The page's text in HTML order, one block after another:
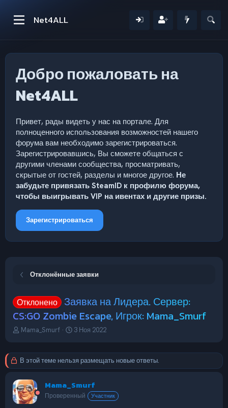
Net4ALL
Добро пожаловать на
Net4ALL
Привет, рады видеть у нас на портале. Для
полноценного использования возможностей нашего
форума вам необходимо зарегистрироваться.
Зарегистрировавшись, Вы сможете общаться с
другими членами сообщества, просматривать,
скрытые от гостей, разделы и многое другое. Не
забудьте привязать SteamID к профилю форума,
чтобы выигрывать VIP на ивентах и другие призы.
Зарегистрироваться
Отклонённые заявки
Отклонено Заявка на Лидера. Сервер:
CS:GO Zombie Escape, Игрок: Mama_Smurf
А
о
е
м
ы
Mama_Smurf
Д
ч
а
3 Ноя 2022
В этой теме нельзя размещать новые ответы.
Mama_Smurf
Проверенный Участник